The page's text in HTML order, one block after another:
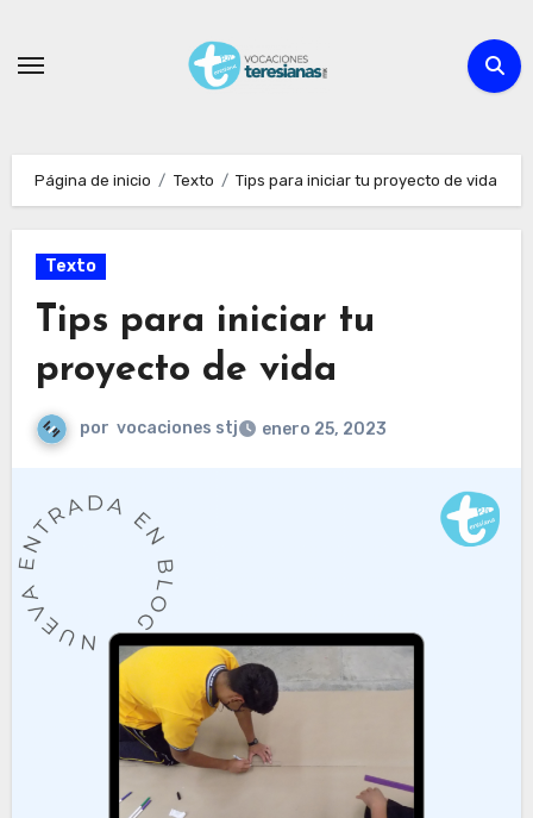
contenido
Página de inicio Texto Tips para iniciar tu proyecto de vida
Texto
Tips para iniciar tu
proyecto de vida
por vocaciones stj enero 25, 2023